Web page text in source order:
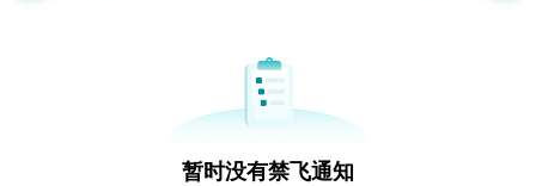
暂时没有禁飞通知